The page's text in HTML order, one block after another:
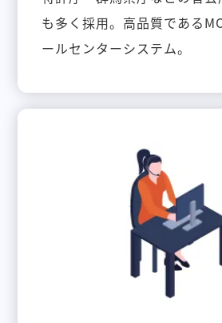
も多く採用。高品質である
ールセンターシステム。